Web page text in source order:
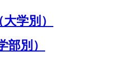
学別）
部別）